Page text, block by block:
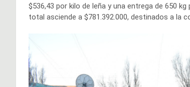
$536,43 por kilo de leña y una entrega de 650
total asciende a $781.392.000, destinados a la